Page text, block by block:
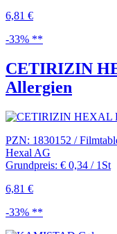
6,81 €
-33% **
CETIRIZIN
Allergien
PZN: 1830152 /
Hexal AG
Grundpreis: € 0,34 / 1St
6,81 €
-33% **